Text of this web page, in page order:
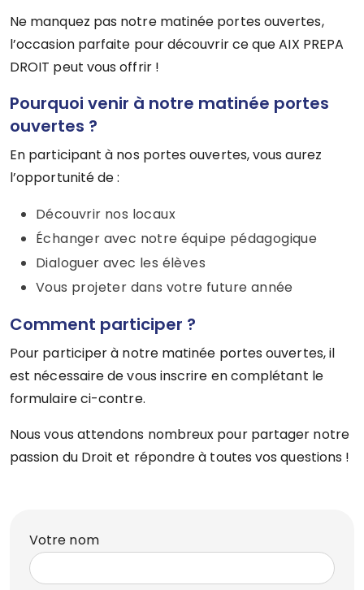
Ne manquez pas notre matinée portes ouvertes,
l’occasion parfaite pour découvrir ce que AIX PREPA
DROIT peut vous offrir !
Pourquoi venir à notre matinée portes
ouvertes ?
En participant à nos portes ouvertes, vous aurez
l’opportunité de :
Découvrir nos locaux
Échanger avec notre équipe pédagogique
Dialoguer avec les élèves
Vous projeter dans votre future année
Comment participer ?
Pour participer à notre matinée portes ouvertes, il
est nécessaire de vous inscrire en complétant le
formulaire ci-contre.
Nous vous attendons nombreux pour partager notre
passion du Droit et répondre à toutes vos questions !
Votre nom